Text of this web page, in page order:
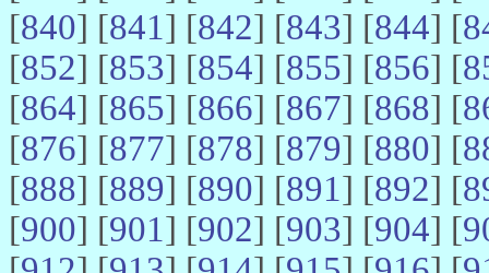
[840] [841] [842] [843] [844] [
[852] [853] [854] [855] [856] [
[864] [865] [866] [867] [868] [
[876] [877] [878] [879] [880] [
[888] [889] [890] [891] [892] [
[900] [901] [902] [903] [904] [